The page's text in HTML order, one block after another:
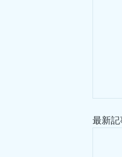
最新記